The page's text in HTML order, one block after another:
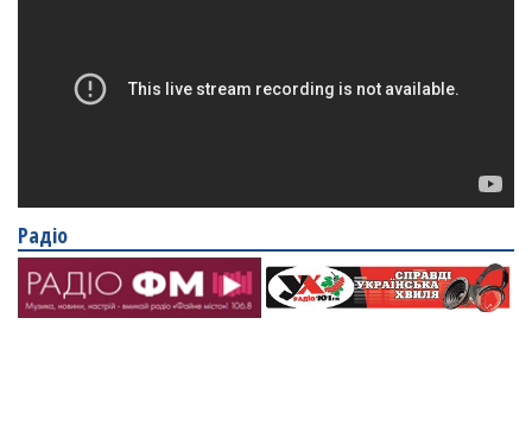
Радіо